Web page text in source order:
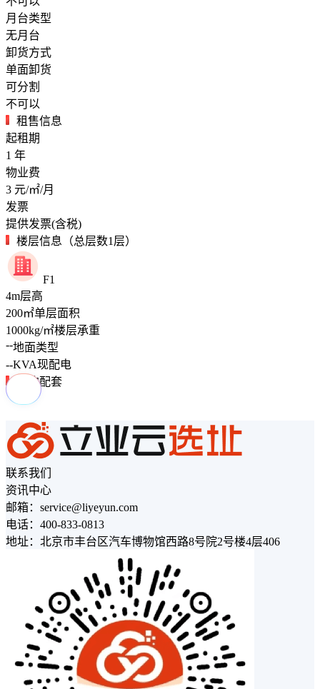
月台类型
无月台
卸货方式
单面卸货
可分割
不可以
租售信息
起租期
1 年
物业费
3 元/㎡/月
发票
提供发票(含税)
楼层信息（总层数1层）
F1
4m层高
200㎡单层面积
1000kg/㎡楼层承重
--地面类型
--KVA现配电
周边配套
联系我们
资讯中心
邮箱：service@liyeyun.com
电话：400-833-0813
地址：北京市丰台区汽车博物馆西路8号院2号楼4层406